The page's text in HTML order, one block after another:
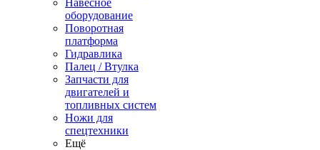
Навесное
оборудование
Поворотная
платформа
Гидравлика
Палец / Втулка
Запчасти для
двигателей и
топливных систем
Ножи для
спецтехники
Ещё